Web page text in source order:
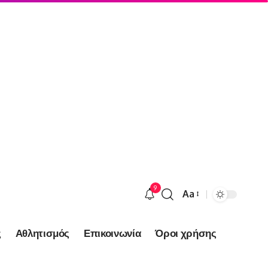
9
Font
Aa
Αθλητισμός Επικοινωνία Όροι χρήσης